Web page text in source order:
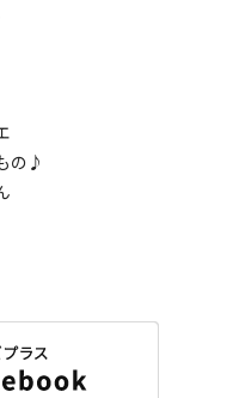
の♪